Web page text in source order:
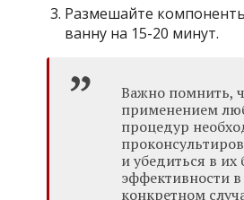
Размешайте
ванну на 15-20 минут.
Важно помнить,
применением
процедур
и убедиться в их
эффективности
конкретном